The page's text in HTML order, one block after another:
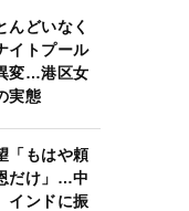
んどいなく
イトプール
変…港区女
実態
「もはや頼
だけ」…中
インドに振